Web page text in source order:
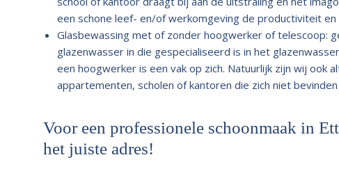
een schone leef- en/of werkomgeving de productiviteit
Glasbewassing met of zonder hoogwerker of telescoop:
glazenwasser in die gespecialiseerd is in het
een hoogwerker is een vak op zich. Natuurlijk zijn wij ook
appartementen, scholen of kantoren die zich niet
Voor een professionele schoonmaak in
het juiste adres!